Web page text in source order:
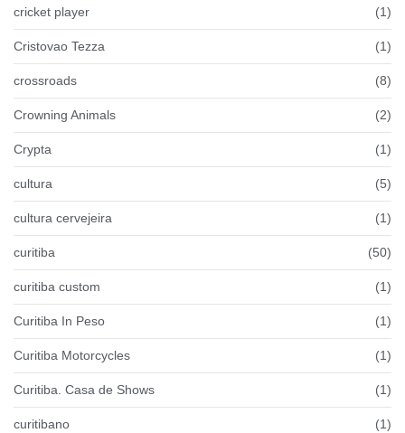
cricket player (1)
Cristovao Tezza (1)
crossroads (8)
Crowning Animals (2)
Crypta (1)
cultura (5)
cultura cervejeira (1)
curitiba (50)
curitiba custom (1)
Curitiba In Peso (1)
Curitiba Motorcycles (1)
Curitiba. Casa de Shows (1)
curitibano (1)